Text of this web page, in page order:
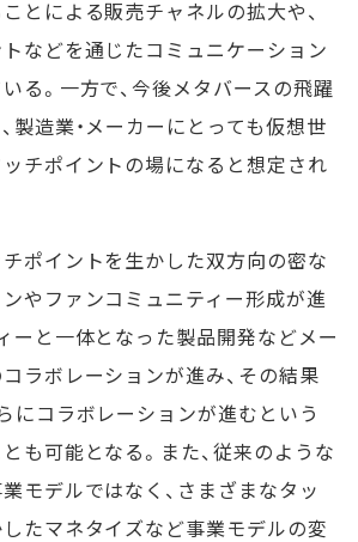
とによる販売チャネルの拡大や、
などを通じたコミュニケーション
る。一方で、今後メタバースの飛躍
製造業・メーカーにとっても仮想世
チポイントの場になると想定され
ポイントを生かした双方向の密な
やファンコミュニティー形成が進
ーと一体となった製品開発などメー
ラボレーションが進み、その結果
にコラボレーションが進むという
も可能となる。また、従来のような
モデルではなく、さまざまなタッ
たマネタイズなど事業モデルの変